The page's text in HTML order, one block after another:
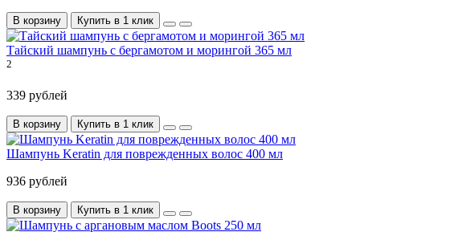
В корзину Купить в 1 клик
Тайский шампунь с бергамотом и морингой 365 мл
2
339 рублей
В корзину Купить в 1 клик
Шампунь Keratin для поврежденных волос 400 мл
936 рублей
В корзину Купить в 1 клик